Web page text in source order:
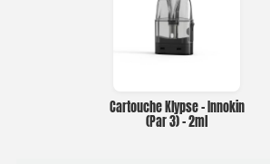
Cartouche Klypse – Innokin
(Par 3) – 2ml